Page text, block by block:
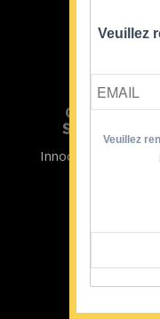
CRISTINA
SOUTIENT
Innocence en
Veuillez
Veuillez